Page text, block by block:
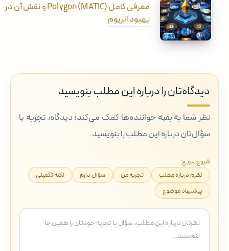
معرفی کامل Polygon (MATIC) و نقش آن در
بهبود اتریوم
دیدگاه‌تان را درباره این مطلب بنویسید
نظر شما به بقیه خواننده‌ها کمک می‌کند؛ دیدگاه، تجربه یا
سؤال‌تان درباره این مطلب را بنویسید.
شروع سریع:
نظرم درباره مطلب
تجربه من سؤال دارم
نکته تکمیلی
پیشنهاد موضوع